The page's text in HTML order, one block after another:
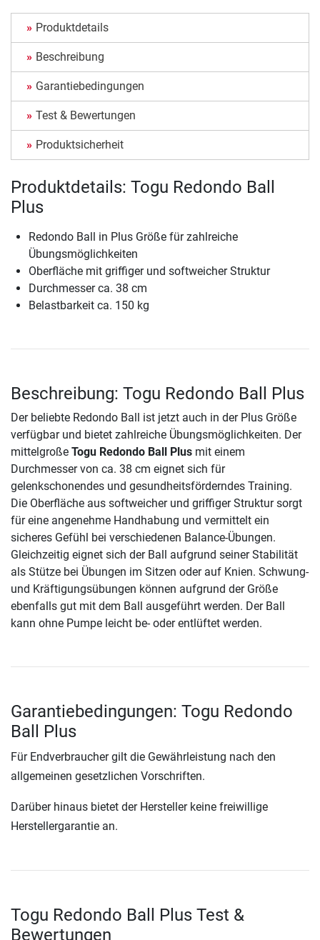
Produktdetails
Beschreibung
Garantiebedingungen
Test & Bewertungen
Produktsicherheit
Produktdetails: Togu Redondo Ball
Plus
Redondo Ball in Plus Größe für zahlreiche
Übungsmöglichkeiten
Oberfläche mit griffiger und softweicher Struktur
Durchmesser ca. 38 cm
Belastbarkeit ca. 150 kg
Beschreibung: Togu Redondo Ball Plus
Der beliebte Redondo Ball ist jetzt auch in der Plus Größe
verfügbar und bietet zahlreiche Übungsmöglichkeiten. Der
mittelgroße Togu Redondo Ball Plus mit einem
Durchmesser von ca. 38 cm eignet sich für
gelenkschonendes und gesundheitsförderndes Training.
Die Oberfläche aus softweicher und griffiger Struktur sorgt
für eine angenehme Handhabung und vermittelt ein
sicheres Gefühl bei verschiedenen Balance-Übungen.
Gleichzeitig eignet sich der Ball aufgrund seiner Stabilität
als Stütze bei Übungen im Sitzen oder auf Knien. Schwung-
und Kräftigungsübungen können aufgrund der Größe
ebenfalls gut mit dem Ball ausgeführt werden. Der Ball
kann ohne Pumpe leicht be- oder entlüftet werden.
Garantiebedingungen: Togu Redondo
Ball Plus
Für Endverbraucher gilt die Gewährleistung nach den
allgemeinen gesetzlichen Vorschriften.
Darüber hinaus bietet der Hersteller keine freiwillige
Herstellergarantie an.
Togu Redondo Ball Plus Test &
Bewertungen